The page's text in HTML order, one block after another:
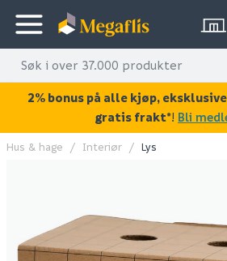
KAN DISSE VÆRE AV
Hus & hage Interiør Lys
2% bonus på alle kjøp,
gratis frakt*! Bli